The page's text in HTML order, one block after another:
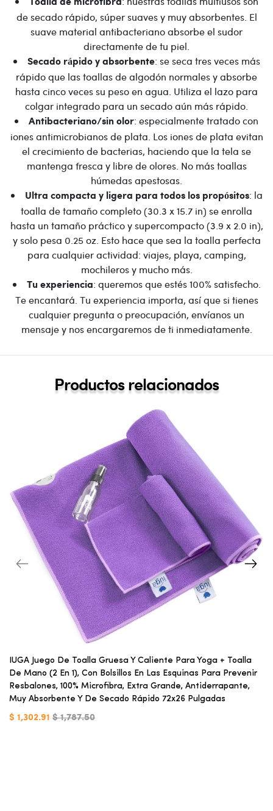
Toalla de microfibra
de secado rápido, súper suaves y muy absorbentes. El
suave material antibacteriano absorbe el sudor
directamente de tu piel.
Secado rápido y absorbente: se seca tres veces más
rápido que las toallas de algodón normales y absorbe
hasta cinco veces su peso en agua. Utiliza el lazo para
colgar integrado para un secado aún más rápido.
Antibacteriano/sin olor: especialmente tratado con
iones antimicrobianos de plata. Los iones de plata evitan
el crecimiento de bacterias, haciendo que la tela se
mantenga fresca y libre de olores. No más toallas
húmedas apestosas.
Ultra compacta y ligera para todos los propósitos: la
toalla de tamaño completo (30.3 x 15.7 in) se enrolla
hasta un tamaño práctico y supercompacto (3.9 x 2.0 in),
y solo pesa 0.25 oz. Esto hace que sea la toalla perfecta
para cualquier actividad: viajes, playa, camping,
mochileros y mucho más.
Tu experiencia: queremos que estés 100% satisfecho.
Te encantará. Tu experiencia importa, así que si tienes
cualquier pregunta o preocupación, envíanos un
mensaje y nos encargaremos de ti inmediatamente.
Productos relacionados
IUGA Juego De Toalla Gruesa Y Caliente Para Yoga + Toalla
De Mano (2 En 1), Con Bolsillos En Las Esquinas Para Prevenir
Resbalones, 100% Microfibra, Extra Grande, Antiderrapante,
Muy Absorbente Y De Secado Rápido 72x26 Pulgadas
$ 1,302.91 $ 1,787.50